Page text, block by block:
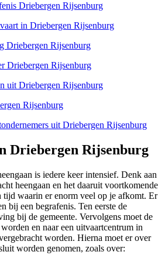
Driebergen Rijsenburg
in Driebergen Rijsenburg
Driebergen Rijsenburg
Driebergen Rijsenburg
uit Driebergen Rijsenburg
Rijsenburg
uit Driebergen Rijsenburg
Driebergen Rijsenburg
is iedere keer intensief. Denk aan
heengaan en het daaruit voortkomende
tijd waarin er enorm veel op je afkomt. Er
bij een begrafenis. Ten eerste de
bij de gemeente. Vervolgens moet de
en naar een uitvaartcentrum in
worden. Hierna moet er over
worden genomen, zoals over: